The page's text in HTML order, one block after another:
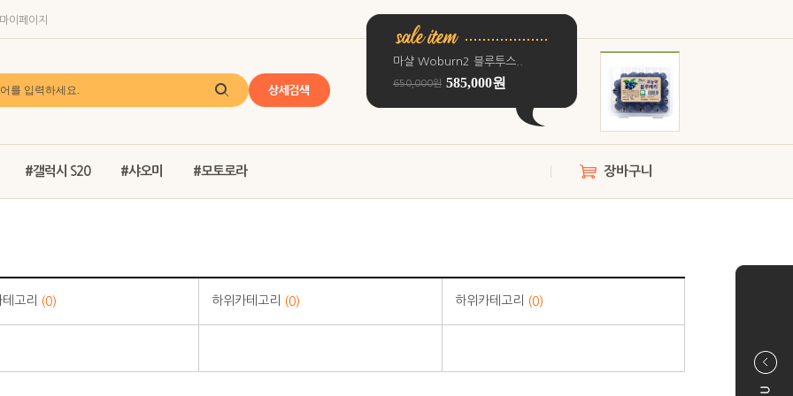
마이페이지
마샬 Woburn2 블루투스..
650,000원 585,000원
#갤럭시 S20 #샤오미 #모토로라 장바구니
고리 (0) 하위카테고리 (0) 하위카테고리 (0)